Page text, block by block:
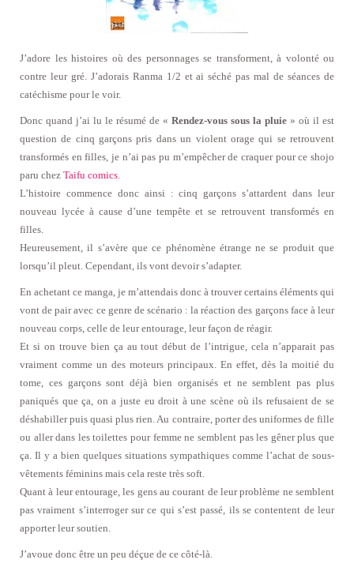
J’adore les histoires où des personnages se transforment, à volonté ou
contre leur gré. J’adorais Ranma 1/2 et ai séché pas mal de séances de
catéchisme pour le voir.
Donc quand j’ai lu le résumé de « Rendez-vous sous la pluie » où il est
question de cinq garçons pris dans un violent orage qui se retrouvent
transformés en filles, je n’ai pas pu m’empêcher de craquer pour ce shojo
paru chez Taifu comics
L’histoire commence donc ainsi : cinq garçons s’attardent dans leur
nouveau lycée à cause d’une tempête et se retrouvent transformés en
filles.
Heureusement, il s’avère que ce phénomène étrange ne se produit que
lorsqu’il pleut. Cependant, ils vont devoir s’adapter.
En achetant ce manga, je m’attendais donc à trouver certains éléments qui
vont de pair avec ce genre de scénario : la réaction des garçons face à leur
nouveau corps, celle de leur entourage, leur façon de réagir.
Et si on trouve bien ça au tout début de l’intrigue, cela n’apparait pas
vraiment comme un des moteurs principaux. En effet, dès la moitié du
tome, ces garçons sont déjà bien organisés et ne semblent pas plus
paniqués que ça, on a juste eu droit à une scène où ils refusaient de se
déshabiller puis quasi plus rien. Au contraire, porter des uniformes de fille
ou aller dans les toilettes pour femme ne semblent pas les gêner plus que
ça. Il y a bien quelques situations sympathiques comme l’achat de sous-
vêtements féminins mais cela reste très soft.
Quant à leur entourage, les gens au courant de leur problème ne semblent
pas vraiment s’interroger sur ce qui s’est passé, ils se contentent de leur
apporter leur soutien.
J’avoue donc être un peu déçue de ce côté-là.